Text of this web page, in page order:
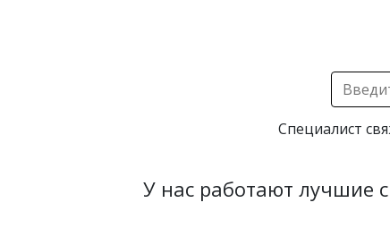
Специалист
У нас работают лучшие